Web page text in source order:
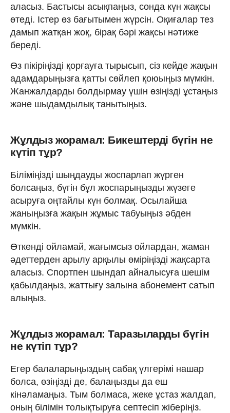
аласыз. Бастысы асықпаңыз, сонда күн жақсы
өтеді. Істер өз бағытымен жүрсін. Оқиғалар тез
дамып жатқан жоқ, бірақ бәрі жақсы нәтиже
береді.
Өз пікіріңізді қорғауға тырысып, сіз кейде жақын
адамдарыңызға қатты сөйлеп қоюыңыз мүмкін.
Жанжалдарды болдырмау үшін өзіңізді ұстаңыз
және шыдамдылық танытыңыз.
Жұлдыз жорамал: Бикештерді бүгін не
күтіп тұр?
Біліміңізді шыңдауды жоспарлап жүрген
болсаңыз, бүгін бұл жоспарыңызды жүзеге
асыруға оңтайлы күн болмақ. Осылайша
жаныңызға жақын жұмыс табуыңыз әбден
мүмкін.
Өткенді ойламай, жағымсыз ойлардан, жаман
әдеттерден арылу арқылы өміріңізді жақсарта
аласыз. Спортпен шындап айналысуға шешім
қабылдаңыз, жаттығу залына абонемент сатып
алыңыз.
Жұлдыз жорамал: Таразыларды бүгін
не күтіп тұр?
Егер балаларыңыздың сабақ үлгерімі нашар
болса, өзіңізді де, балаңызды да еш
кінәламаңыз. Тым болмаса, жеке ұстаз жалдап,
оның білімін толықтыруға септесіп жіберіңіз.